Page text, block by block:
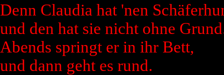
Denn Claudia hat 'nen
und den hat sie nicht ohne
Abends springt er in ihr Bett,
und dann geht es rund.